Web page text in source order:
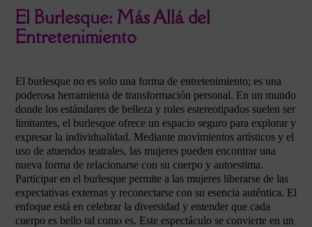
El Burlesque: Más Allá del
Entretenimiento
El burlesque no es solo una forma de entretenimiento; es una
poderosa herramienta de transformación personal. En un mundo
donde los estándares de belleza y roles estereotipados suelen ser
limitantes, el burlesque ofrece un espacio seguro para explorar y
expresar la individualidad. Mediante movimientos artísticos y el
uso de atuendos teatrales, las mujeres pueden encontrar una
nueva forma de relacionarse con su cuerpo y autoestima.
Participar en el burlesque permite a las mujeres liberarse de las
expectativas externas y reconectarse con su esencia auténtica. El
enfoque está en celebrar la diversidad y entender que cada
cuerpo es bello tal como es. Este espectáculo se convierte en un